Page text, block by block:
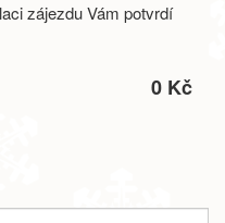
zájezdu Vám potvrdí
0 Kč